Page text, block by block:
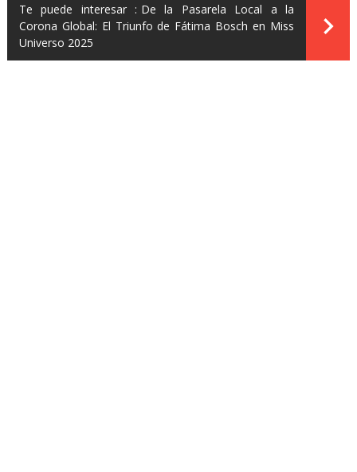
Te puede interesar : De la Pasarela Local a la
Corona Global: El Triunfo de Fátima Bosch en Miss
Universo 2025